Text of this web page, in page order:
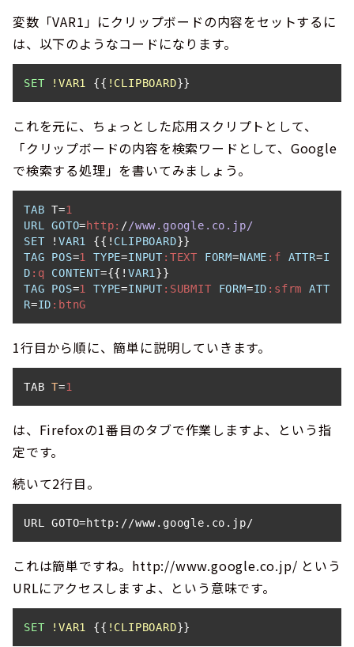
変数「VAR1」にクリップボードの内容をセットするに
は、以下のようなコードになります。
SET !VAR1 {{ !CLIPBOARD}}
これを元に、ちょっとした応用スクリプトとして、
「クリップボードの内容を検索ワードとして、Google
で検索する処理」を書いてみましょう。
TAB T=1
URL
GOTO=http: //www.google.co.jp/
SET !VAR1 {{! CLIPBOARD
TAG
POS=1 TYPE=INPUT :TEXT FORM=NAME :f ATTR=I
D :q CONTENT={{!VAR1
TAG
POS=1 TYPE=INPUT :SUBMIT FORM=ID :sfrm
ATT
R=ID :btnG
1行目から順に、簡単に説明していきます。
TAB T=1
は、Firefoxの1番目のタブで作業しますよ、という指
定です。
続いて2行目。
URL GOTO=http://www.google.co.jp/
これは簡単ですね。http://www.google.co.jp/ という
URLにアクセスしますよ、という意味です。
SET !VAR1 {{ !CLIPBOARD}}